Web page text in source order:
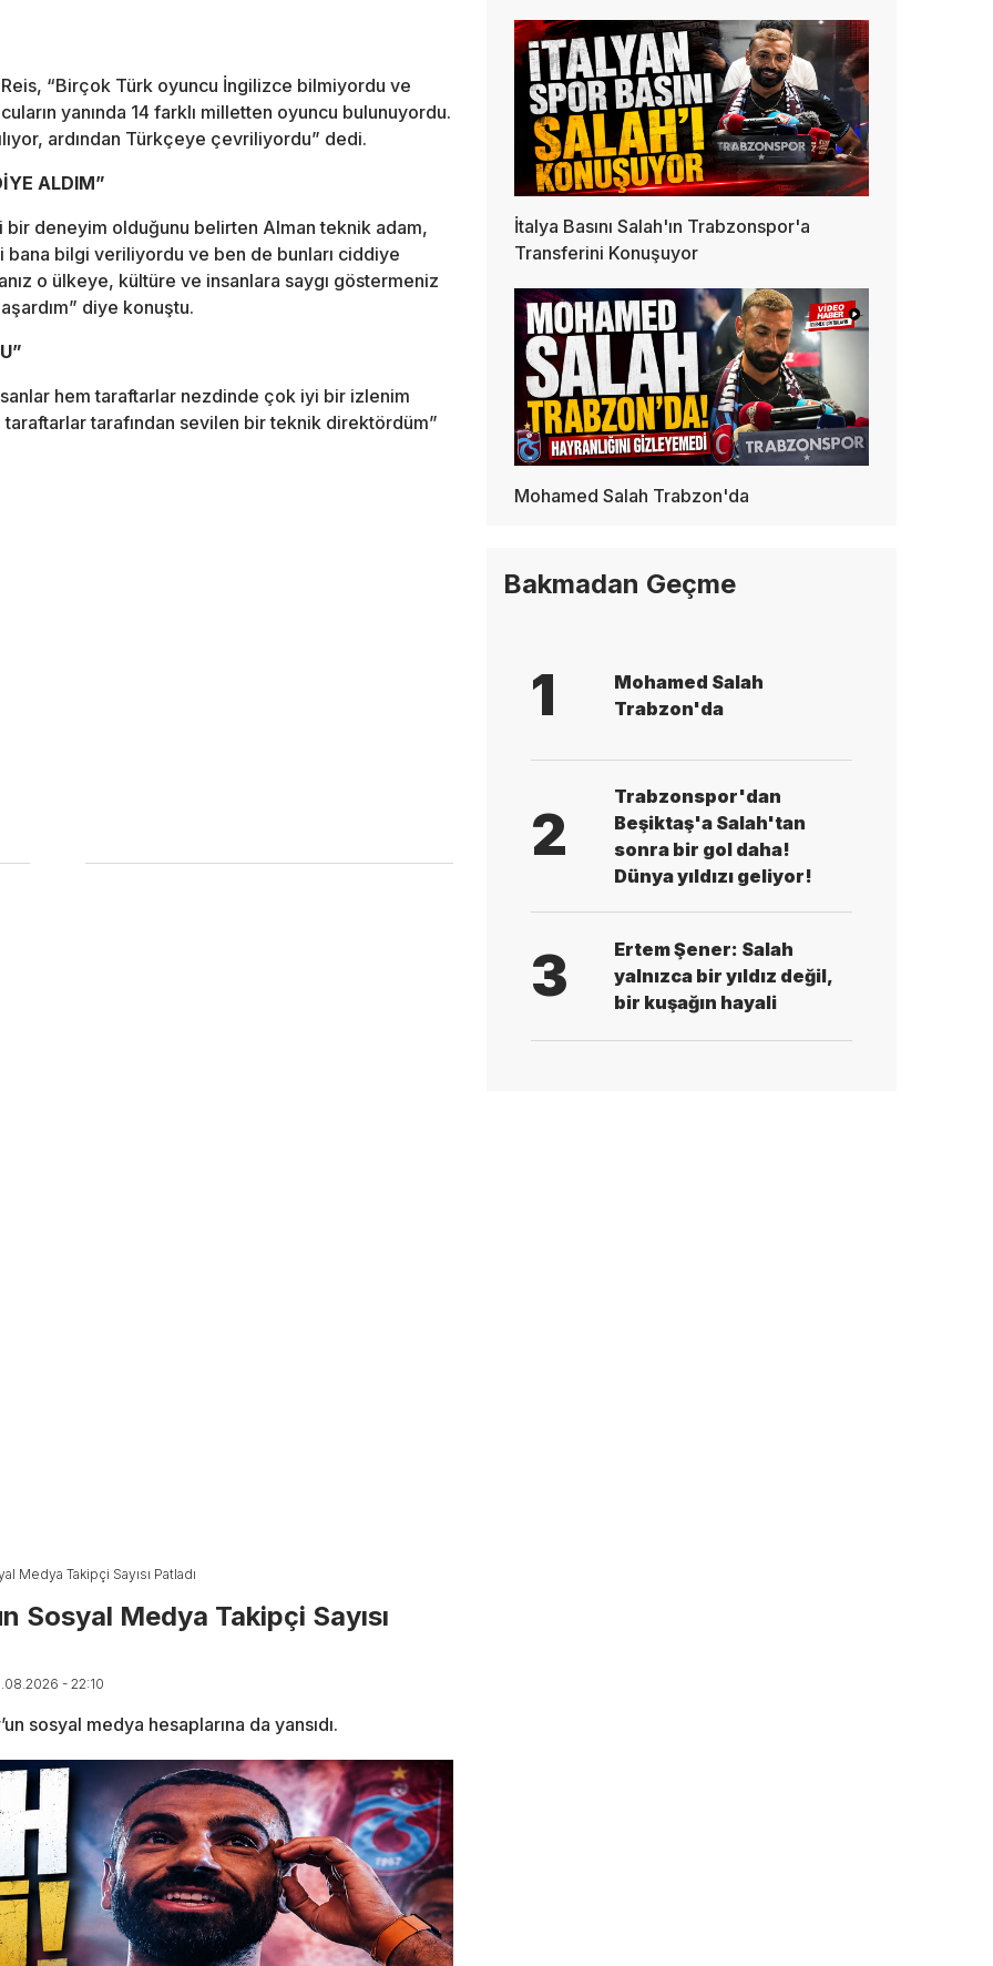
“Birçok Türk oyuncu İngilizce bilmiyordu ve
yanında 14 farklı milletten oyuncu bulunuyordu.
ardından Türkçeye çevriliyordu” dedi.
ALDIM”
bir deneyim olduğunu belirten Alman teknik adam,
bilgi veriliyordu ve ben de bunları ciddiye
o ülkeye, kültüre ve insanlara saygı göstermeniz
diye konuştu.
hem taraftarlar nezdinde çok iyi bir izlenim
tarafından sevilen bir teknik direktördüm”
Medya Takipçi Sayısı Patladı
Sosyal Medya Takipçi Sayısı
- 22:10
sosyal medya hesaplarına da yansıdı.
İtalya Basını Salah'ın Trabzonspor'a
Transferini Konuşuyor
Mohamed Salah Trabzon'da
Bakmadan Geçme
1
Mohamed Salah
Trabzon'da
2
Trabzonspor'dan
Beşiktaş'a Salah'tan
sonra bir gol daha!
Dünya yıldızı geliyor!
3
Ertem Şener: Salah
yalnızca bir yıldız değil,
bir kuşağın hayali